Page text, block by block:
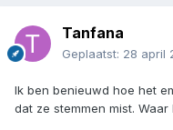
Tanfana
Geplaatst: 28 april
Ik ben benieuwd hoe het
dat ze stemmen mist.